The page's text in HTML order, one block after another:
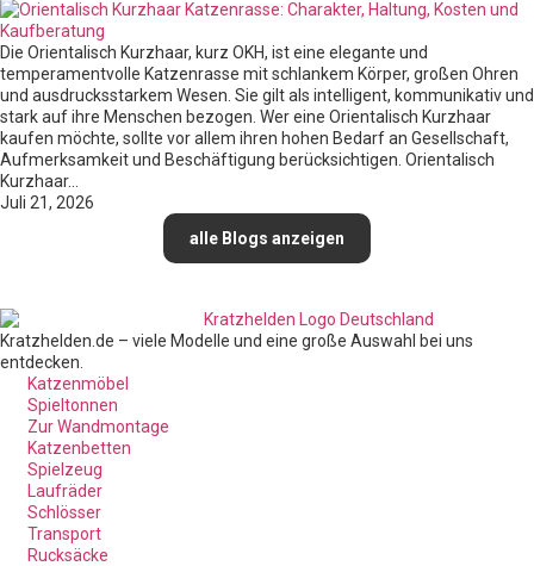
Die Orientalisch Kurzhaar, kurz OKH, ist eine elegante und
temperamentvolle Katzenrasse mit schlankem Körper, großen Ohren
und ausdrucksstarkem Wesen. Sie gilt als intelligent, kommunikativ und
stark auf ihre Menschen bezogen. Wer eine Orientalisch Kurzhaar
kaufen möchte, sollte vor allem ihren hohen Bedarf an Gesellschaft,
Aufmerksamkeit und Beschäftigung berücksichtigen. Orientalisch
Kurzhaar…
Juli 21, 2026
alle Blogs anzeigen
Kratzhelden.de – viele Modelle und eine große Auswahl bei uns
entdecken.
Katzenmöbel
Spieltonnen
Zur Wandmontage
Katzenbetten
Spielzeug
Laufräder
Schlösser
Transport
Rucksäcke